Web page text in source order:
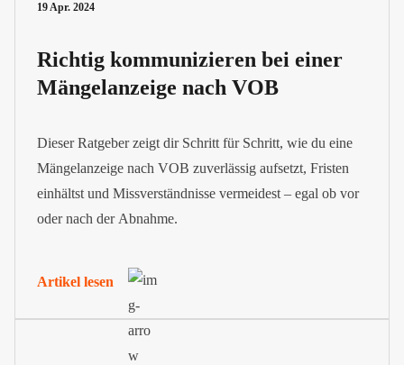
19 Apr. 2024
Richtig kommunizieren bei einer
Mängelanzeige nach VOB
Dieser Ratgeber zeigt dir Schritt für Schritt, wie du eine
Mängelanzeige nach VOB zuverlässig aufsetzt, Fristen
einhältst und Missverständnisse vermeidest – egal ob vor
oder nach der Abnahme.
Artikel lesen